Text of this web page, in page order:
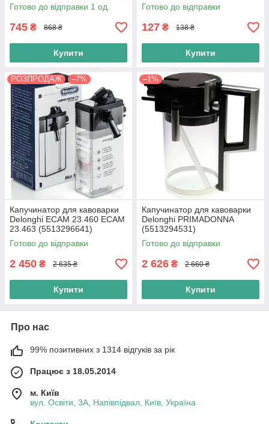
Готово до відправки 1 од.
745 ₴ 868 ₴
Купити
Готово до відправки
127 ₴ 138 ₴
Купити
РОЗПРОДАЖ –7%
Капучинатор для кавоварки
Delonghi ECAM 23.460 ECAM
23.463 (5513296641)
Оригінал
Готово до відправки
2 450 ₴ 2 635 ₴
Купити
–1%
Капучинатор для кавоварки
Delonghi PRIMADONNA
(5513294531)
Готово до відправки
2 626 ₴ 2 660 ₴
Купити
Про нас
99% позитивних з 1314 відгуків за рік
Працює з 18.05.2014
м. Київ
вул. Освіти, 3А, Напівпідвал, Київ, Україна